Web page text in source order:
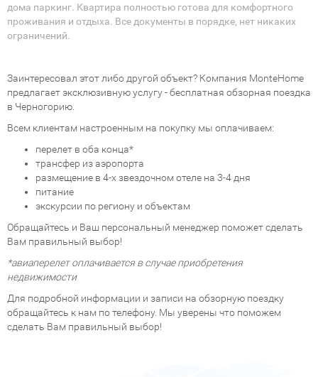
дома паркинг. Квартира полностью готова для комфортного
проживания и отдыха. Все документы в порядке, нет никаких
ограничений.
Заинтересовал этот либо другой объект? Компания MonteHome
предлагает эксклюзивную услугу - бесплатная обзорная поездка
в Черногорию.
Всем клиентам настроенным на покупку мы оплачиваем:
перелет в оба конца*
трансфер из аэропорта
размещение в 4-х звездочном отеле на 3-4 дня
питание
экскурсии по региону и объектам
Обращайтесь и Ваш персональный менеджер поможет сделать
Вам правильный выбор!
*авиаперелет оплачивается в случае приобретения
недвижимости
Для подробной информации и записи на обзорную поездку
обращайтесь к нам по телефону. Мы уверены что поможем
сделать Вам правильный выбор!